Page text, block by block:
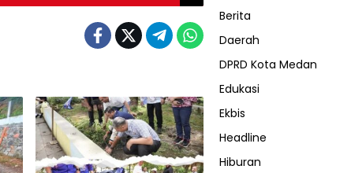
Berita
Daerah
DPRD Kota Medan
Edukasi
Ekbis
Headline
Hiburan